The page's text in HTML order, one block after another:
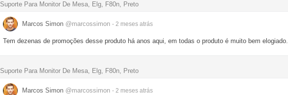
Suporte Para Monitor De Mesa, Elg, F80n, Preto
Marcos Simon @marcossimon - 2 meses atrás
Tem dezenas de promoções desse produto há anos aqui, em todas o produto é muito bem elogiado.
Suporte Para Monitor De Mesa, Elg, F80n, Preto
Marcos Simon @marcossimon - 2 meses atrás